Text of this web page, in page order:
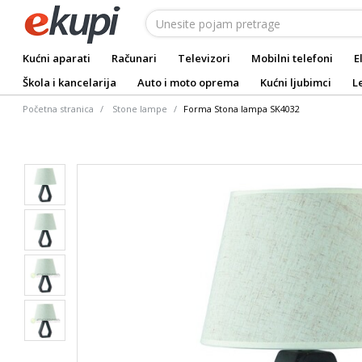
Kućni aparati Računari Televizori Mobilni telefoni
Škola i kancelarija
Auto i moto oprema Kućni ljubimci
Početna stranica Stone lampe Forma Stona lampa SK4032